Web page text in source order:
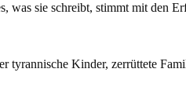
sie schreibt, stimmt mit den
tyrannische Kinder, zerrüttete